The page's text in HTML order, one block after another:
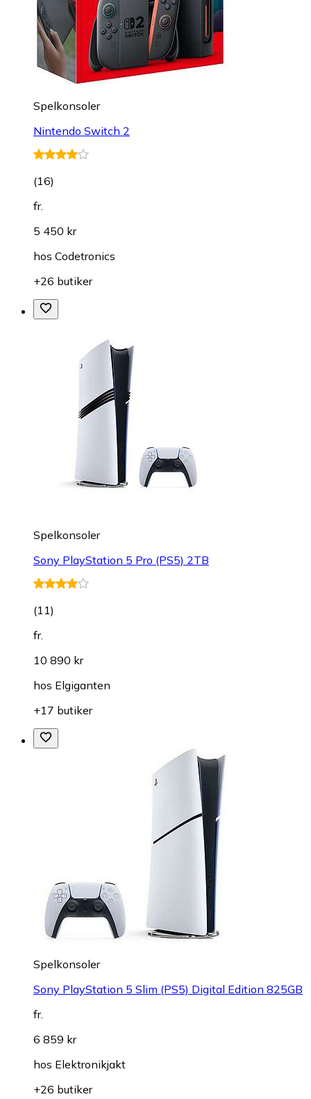
Spelkonsoler
Nintendo Switch 2
(16)
fr.
5 450 kr
hos Codetronics
+26 butiker
Spelkonsoler
Sony PlayStation 5 Pro (PS5) 2TB
(11)
fr.
10 890 kr
hos Elgiganten
+17 butiker
Spelkonsoler
Sony PlayStation 5 Slim (PS5) Digital Edition 825GB
fr.
6 859 kr
hos Elektronikjakt
+26 butiker